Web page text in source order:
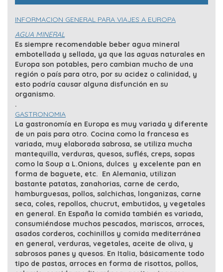
INFORMACION GENERAL PARA VIAJES A EUROPA
AGUA MINERAL
Es siempre recomendable beber agua mineral
embotellada y sellada, ya que las aguas naturales en
Europa son potables, pero cambian mucho de una
región o país para otro, por su acidez o calinidad, y
esto podría causar alguna disfunción en su
organismo.
.
GASTRONOMIA
La gastronomía en Europa es muy variada y diferente
de un pais para otro. Cocina como la francesa es
variada, muy elaborada sabrosa, se utiliza mucha
mantequilla, verduras, quesos, suflés, creps, sopas
como la Soup a L.Onions, dulces y excelente pan en
forma de baguete, etc. En Alemania, utilizan
bastante patatas, zanahorias, carne de cerdo,
hamburguesas, pollos, salchichas, longanizas, carne
seca, coles, repollos, chucrut, embutidos, y vegetales
en general. En España la comida también es variada,
consumiéndose muchos pescados, mariscos, arroces,
asados corderos, cochinillos y comida mediterránea
en general, verduras, vegetales, aceite de oliva, y
sabrosos panes y quesos. En Italia, básicamente todo
tipo de pastas, arroces en forma de risottos, pollos,